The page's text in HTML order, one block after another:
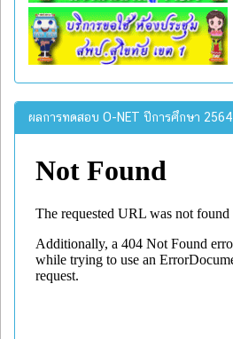
ผลการทดสอบ O-NET ปีการศึกษา 2564